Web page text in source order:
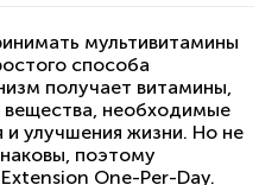
мультивитамины
способа
получает витамины,
вещества, необходимые
и улучшения жизни. Но не
поэтому
One-Per-Day.